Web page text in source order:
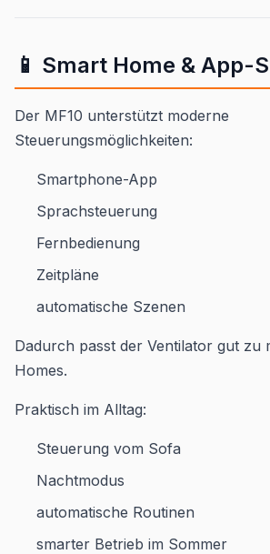
📱 Smart Home & App-
Der MF10 unterstützt moderne
Steuerungsmöglichkeiten:
Smartphone-App
Sprachsteuerung
Fernbedienung
Zeitpläne
automatische Szenen
Dadurch passt der Ventilator gut zu
Homes.
Praktisch im Alltag:
Steuerung vom Sofa
Nachtmodus
automatische Routinen
smarter Betrieb im Sommer